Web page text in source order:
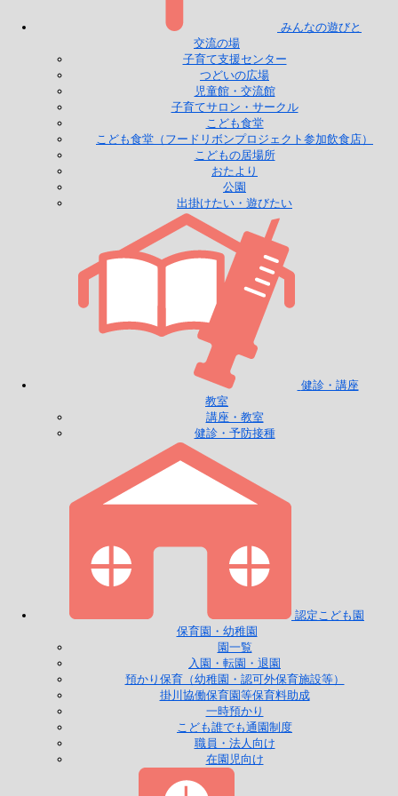
みんなの遊びと
交流の場
子育て支援センター
つどいの広場
児童館・交流館
子育てサロン・サークル
こども食堂
こども食堂（フードリボンプロジェクト参加飲食店）
こどもの居場所
おたより
公園
出掛けたい・遊びたい
健診・講座
教室
講座・教室
健診・予防接種
認定こども園
保育園・幼稚園
園一覧
入園・転園・退園
預かり保育（幼稚園・認可外保育施設等）
掛川協働保育園等保育料助成
一時預かり
こども誰でも通園制度
職員・法人向け
在園児向け